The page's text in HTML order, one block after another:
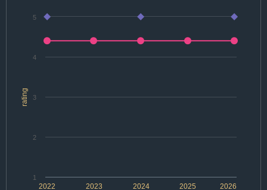
rating
2022 2024 2026
2023 2025
1
2
3
4
5